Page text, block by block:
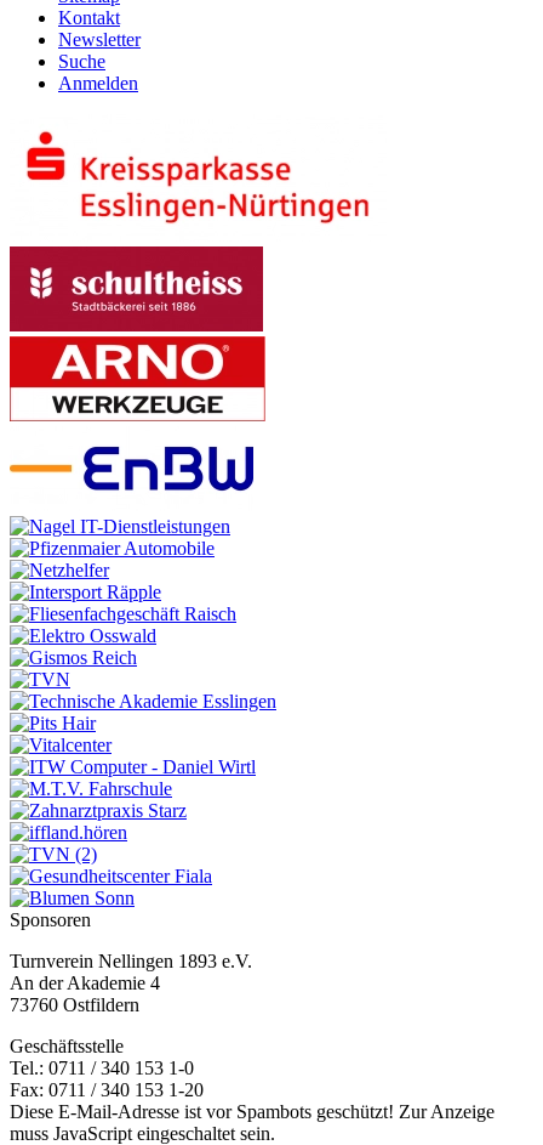
Kontakt
Newsletter
Suche
Anmelden
Sponsoren
Turnverein Nellingen 1893 e.V.
An der Akademie 4
73760 Ostfildern
Geschäftsstelle
Tel.: 0711 / 340 153 1-0
Fax: 0711 / 340 153 1-20
Diese E-Mail-Adresse ist vor Spambots geschützt! Zur Anzeige
muss JavaScript eingeschaltet sein.